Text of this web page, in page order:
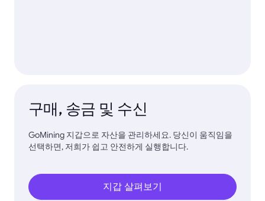
구매, 송금 및 수신
GoMining 지갑으로 자산을 관리하세요. 당신이 움직임을
선택하면, 저희가 쉽고 안전하게 실행합니다.
지갑 살펴보기